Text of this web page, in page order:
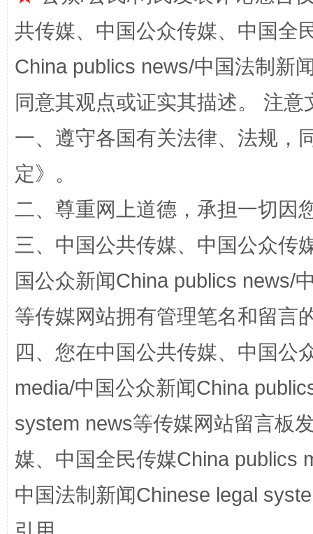
共传媒、中国公众传媒、中国全
China publics news/中国法制新
同意其观点或证实其描述。 注
一、遵守各国有关法律、法规，
定》。
二、尊重网上道德，承担一切因
三、中国公共传媒、中国公众传
国公众新闻China publics news/
等传媒网站拥有管理笔名和留言
四、您在中国公共传媒、中国公
media/中国公众新闻China
system news等传媒网站留言板
媒、中国全民传媒China publics
中国法制新闻Chinese legal